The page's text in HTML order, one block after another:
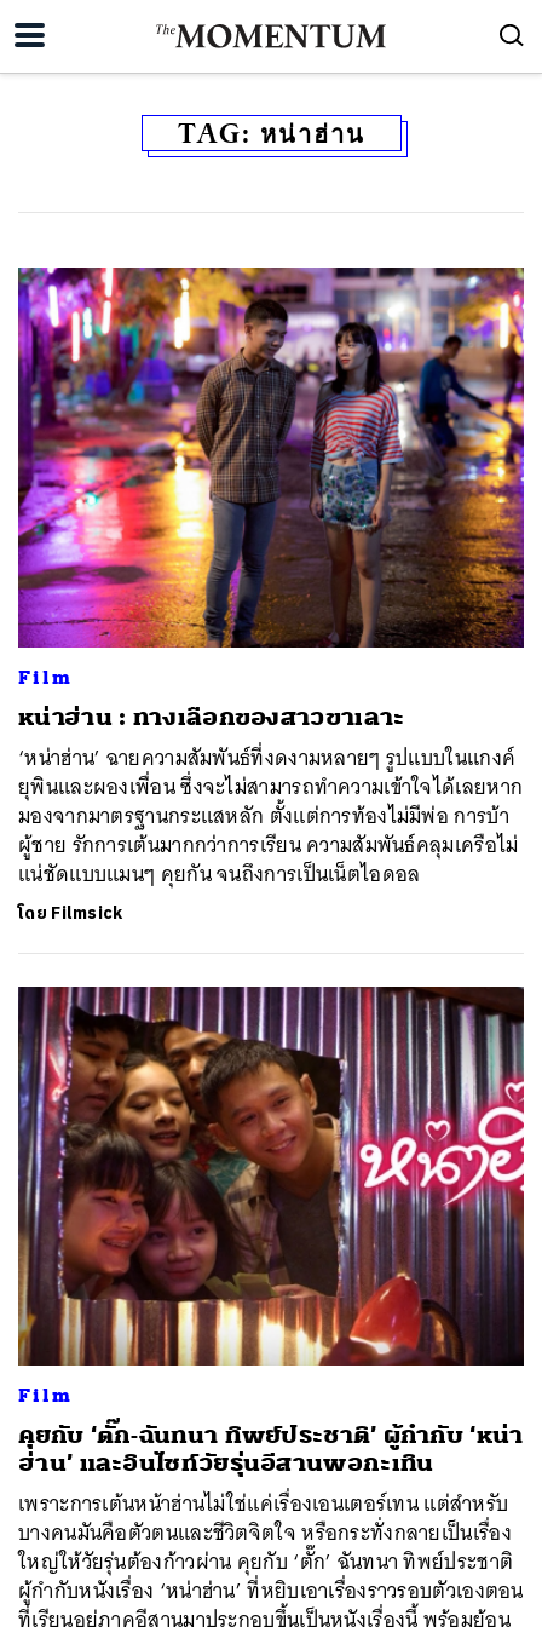
TAG: หน่าฮ่าน
Film
หน่าฮ่าน : ทางเลือกของสาวขาเลาะ
‘หน่าฮ่าน’ ฉายความสัมพันธ์ที่งดงามหลายๆ รูปแบบในแกงค์
ยุพินและผองเพื่อน ซึ่งจะไม่สามารถทำความเข้าใจได้เลยหาก
มองจากมาตรฐานกระแสหลัก ตั้งแต่การท้องไม่มีพ่อ การบ้า
ผู้ชาย รักการเต้นมากกว่าการเรียน ความสัมพันธ์คลุมเครือไม่
แน่ชัดแบบแมนๆ คุยกัน จนถึงการเป็นเน็ตไอดอล
โดย Filmsick
Film
คุยกับ ‘ตั๊ก-ฉันทนา ทิพย์ประชาติ’ ผู้กำกับ ‘หน่า
ฮ่าน’ และอินไซท์วัยรุ่นอีสานพอกะเทิน
เพราะการเต้นหน้าฮ่านไม่ใช่แค่เรื่องเอนเตอร์เทน แต่สำหรับ
บางคนมันคือตัวตนและชีวิตจิตใจ หรือกระทั่งกลายเป็นเรื่อง
ใหญ่ให้วัยรุ่นต้องก้าวผ่าน คุยกับ ‘ตั๊ก’ ฉันทนา ทิพย์ประชาติ
ผู้กำกับหนังเรื่อง ‘หน่าฮ่าน’ ที่หยิบเอาเรื่องราวรอบตัวเองตอน
ที่เรียนอยู่ภาคอีสานมาประกอบขึ้นเป็นหนังเรื่องนี้ พร้อมย้อน
ค้นหา
SHARE TWEET LINE EMAIL